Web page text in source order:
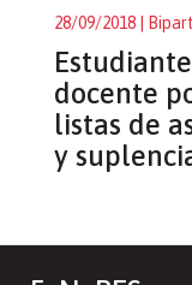
28/09/2018 |
docente
listas de
y